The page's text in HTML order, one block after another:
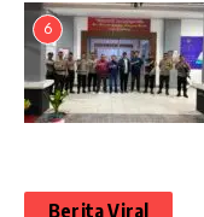
6
Berita Viral